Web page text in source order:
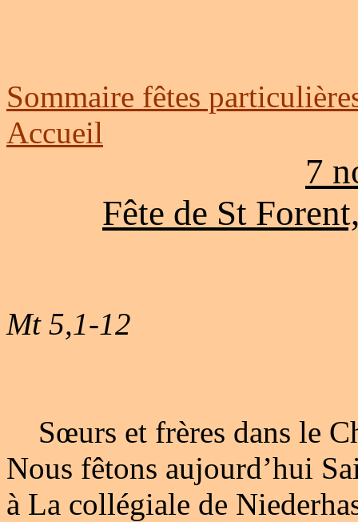
Sommaire fêtes
Accueil
7
Fête de St
Mt 5,1-12
Sœurs et frères dans le
Nous fêtons aujourd’hui
à La collégiale de